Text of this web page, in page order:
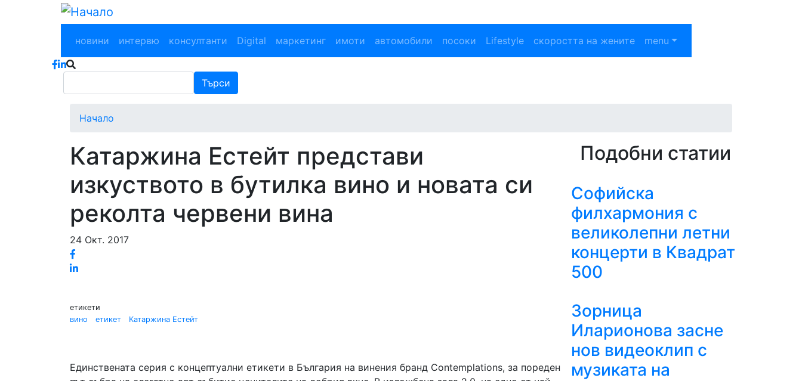
Main navigation
новини интервю консултанти Digital маркетинг имоти автомобили посоки Lifestyle скоростта на жените menu
Търси
Начало
Катаржина Естейт представи
изкуството в бутилка вино и новата си
реколта червени вина
24 Окт. 2017
етикети
вино
етикет Катаржина Естейт
Единствената серия с концептуални етикети в България на винения бранд Contemplations, за пореден
Подобни статии
Софийска
филхармония с
великолепни летни
концерти в Квадрат
500
Зорница
Иларионова засне
нов видеоклип с
музиката на